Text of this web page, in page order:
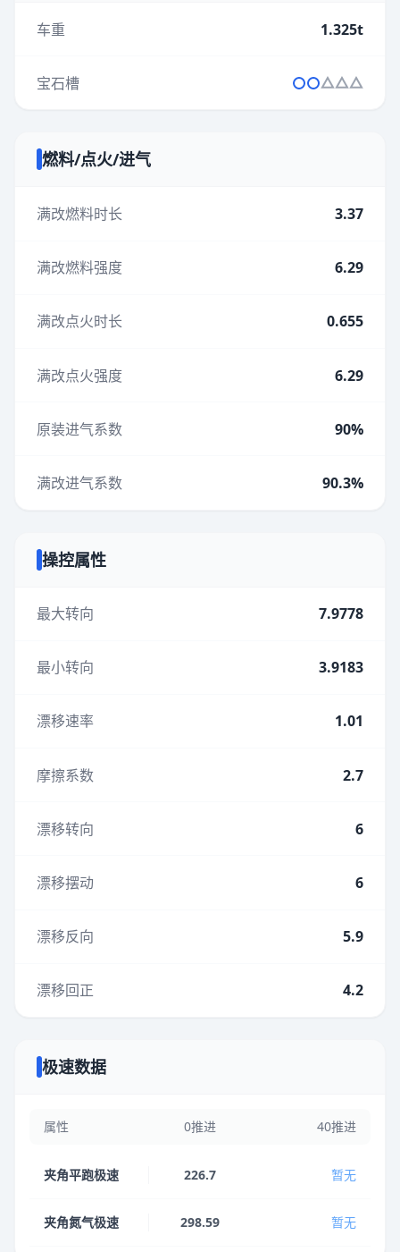
车重 1.325t
宝石槽
燃料/点火/进气
满改燃料时长 3.37
满改燃料强度 6.29
满改点火时长 0.655
满改点火强度 6.29
原装进气系数 90%
满改进气系数 90.3%
操控属性
最大转向 7.9778
最小转向 3.9183
漂移速率 1.01
摩擦系数 2.7
漂移转向 6
漂移摆动 6
漂移反向 5.9
漂移回正 4.2
极速数据
属性 0推进 40推进
夹角平跑极速 226.7 暂无
夹角氮气极速 298.59 暂无